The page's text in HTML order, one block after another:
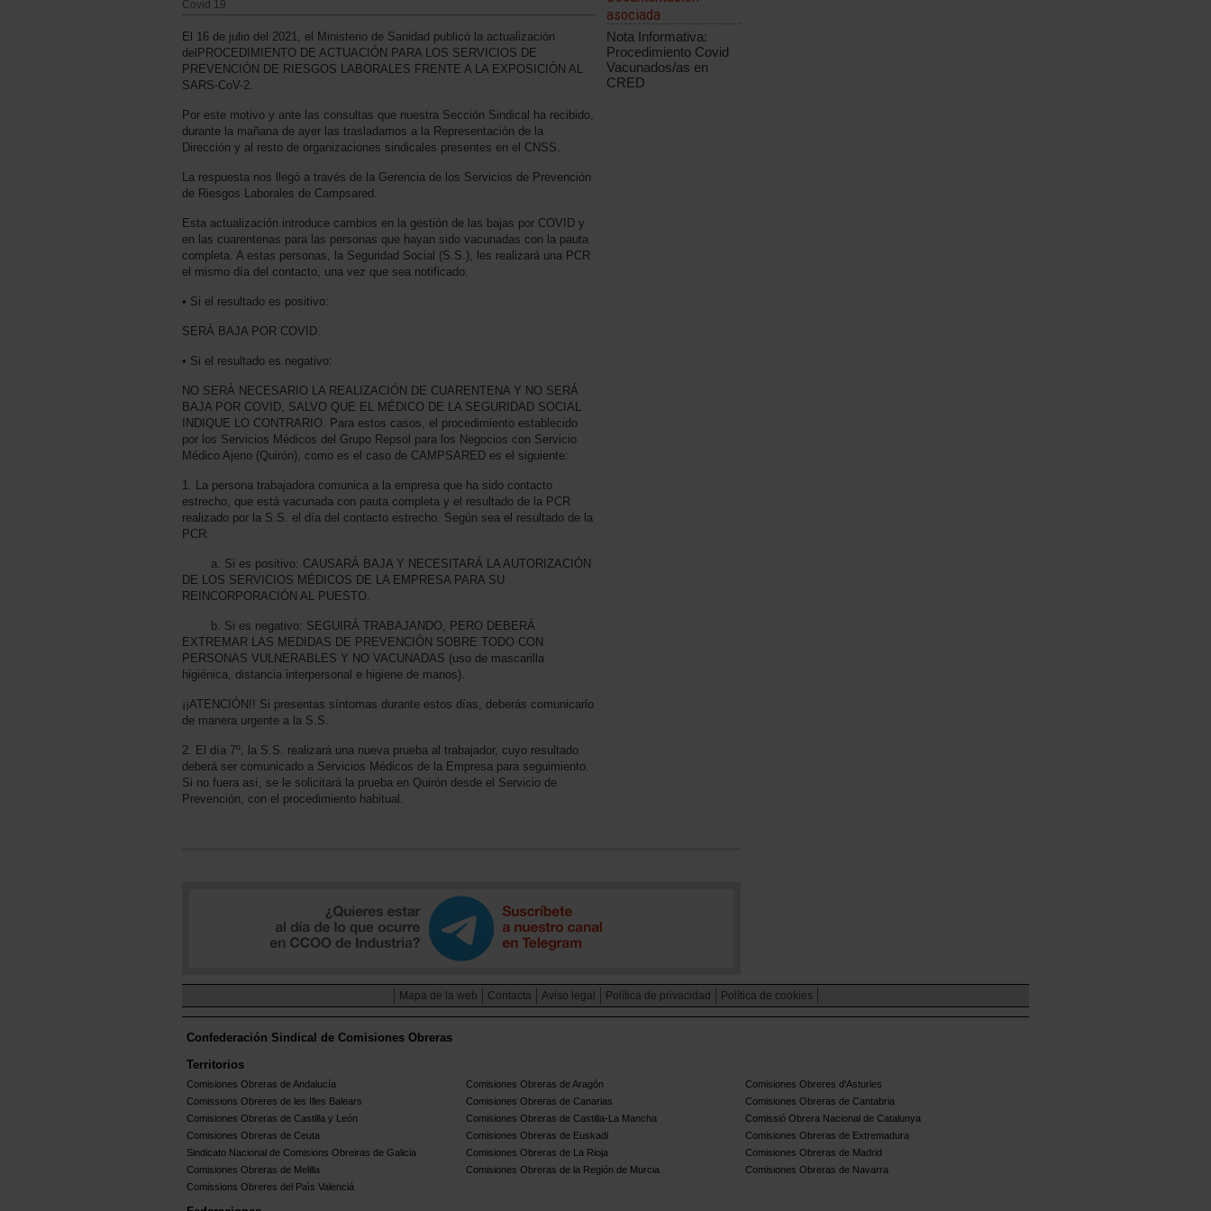
Covid 19
El 16 de julio del 2021, el Ministerio de Sanidad publicó la actualización
delPROCEDIMIENTO DE ACTUACIÓN PARA LOS SERVICIOS DE
PREVENCIÓN DE RIESGOS LABORALES FRENTE A LA EXPOSICIÓN AL
SARS-CoV-2.
Por este motivo y ante las consultas que nuestra Sección Sindical ha recibido,
durante la mañana de ayer las trasladamos a la Representación de la
Dirección y al resto de organizaciones sindicales presentes en el CNSS.
La respuesta nos llegó a través de la Gerencia de los Servicios de Prevención
de Riesgos Laborales de Campsared.
Esta actualización introduce cambios en la gestión de las bajas por COVID y
en las cuarentenas para las personas que hayan sido vacunadas con la pauta
completa. A estas personas, la Seguridad Social (S.S.), les realizará una PCR
el mismo día del contacto, una vez que sea notificado.
• Si el resultado es positivo:
SERÁ BAJA POR COVID.
• Si el resultado es negativo:
NO SERÁ NECESARIO LA REALIZACIÓN DE CUARENTENA Y NO SERÁ
BAJA POR COVID, SALVO QUE EL MÉDICO DE LA SEGURIDAD SOCIAL
INDIQUE LO CONTRARIO. Para estos casos, el procedimiento establecido
por los Servicios Médicos del Grupo Repsol para los Negocios con Servicio
Médico Ajeno (Quirón), como es el caso de CAMPSARED es el siguiente:
1. La persona trabajadora comunica a la empresa que ha sido contacto
estrecho, que está vacunada con pauta completa y el resultado de la PCR
realizado por la S.S. el día del contacto estrecho. Según sea el resultado de la
PCR:
a. Si es positivo: CAUSARÁ BAJA Y NECESITARÁ LA AUTORIZACIÓN
DE LOS SERVICIOS MÉDICOS DE LA EMPRESA PARA SU
REINCORPORACIÓN AL PUESTO.
b. Si es negativo: SEGUIRÁ TRABAJANDO, PERO DEBERÁ
EXTREMAR LAS MEDIDAS DE PREVENCIÓN SOBRE TODO CON
PERSONAS VULNERABLES Y NO VACUNADAS (uso de mascarilla
higiénica, distancia interpersonal e higiene de manos).
¡¡ATENCIÓN!! Si presentas síntomas durante estos días, deberás comunicarlo
de manera urgente a la S.S.
2. El día 7º, la S.S. realizará una nueva prueba al trabajador, cuyo resultado
deberá ser comunicado a Servicios Médicos de la Empresa para seguimiento.
Si no fuera así, se le solicitará la prueba en Quirón desde el Servicio de
Prevención, con el procedimiento habitual.
asociada
Nota Informativa:
Procedimiento Covid
Vacunados/as en
CRED
Mapa de la web Contacta Aviso legal Política de privacidad Política de cookies
Confederación Sindical de Comisiones Obreras
Territorios
Comisiones Obreras de Andalucía Comisiones Obreras de Aragón
Comisiones Obreres d'Asturies
Comissions Obreres de les Illes Balears
Comisiones Obreras de Canarias
Comisiones Obreras de Cantabria
Comisiones Obreras de Castilla y León
Comisiones Obreras de Castilla-La Mancha
Comissió Obrera Nacional de Catalunya
Comisiones Obreras de Ceuta
Comisiones Obreras de Euskadi
Comisiones Obreras de Extremadura
Sindicato Nacional de Comisions Obreiras de Galicia
Comisiones Obreras de La Rioja
Comisiones Obreras de Madrid
Comisiones Obreras de Melilla
Comisiones Obreras de la Región de Murcia
Comisiones Obreras de Navarra
Comissions Obreres del Paìs Valenciá